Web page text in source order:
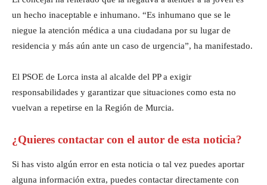
un hecho inaceptable e inhumano. “Es inhumano que se le
niegue la atención médica a una ciudadana por su lugar de
residencia y más aún ante un caso de urgencia”, ha manifestado.
El PSOE de Lorca insta al alcalde del PP a exigir
responsabilidades y garantizar que situaciones como esta no
vuelvan a repetirse en la Región de Murcia.
¿Quieres contactar con el autor de esta noticia?
Si has visto algún error en esta noticia o tal vez puedes aportar
alguna información extra, puedes contactar directamente con